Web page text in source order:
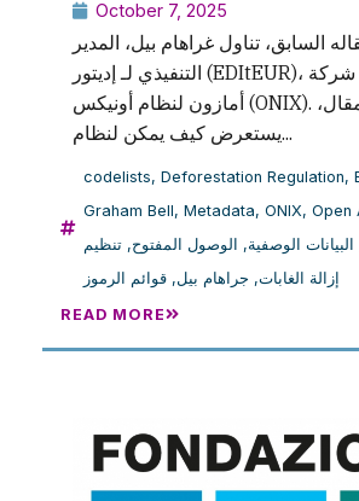
October 7, 2025
السابق، تناول غراهام بيل، المدير
التنفيذي لـ إديتور (EDItEUR)، تأثير اعتماد شركة
أمازون لنظام أونيكس (ONIX). وفي هذا المقال،
يستعرض كيف يمكن لنظام...
codelists, Deforestation Regulation,
Graham Bell, Metadata, ONIX, Open
البيانات الوصفية, الوصول المفتوح, تنظيم
إزالة الغابات, جراهام بيل, قوائم الرموز
READ MORE